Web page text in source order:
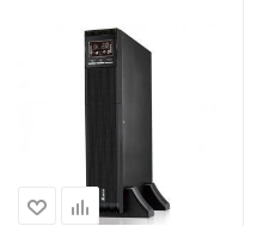
Мощность, кВА
для установки/
крепления на пол,
для установки в
стойку 19"